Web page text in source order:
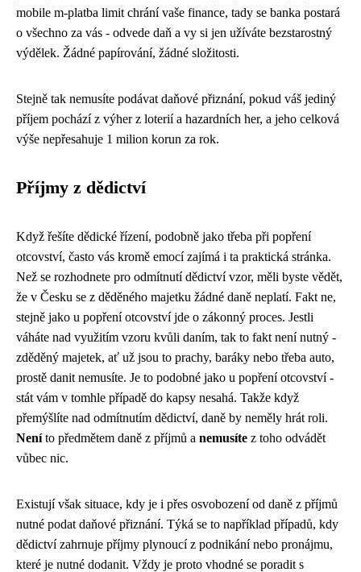
mobile m-platba limit chrání vaše finance, tady se banka postará
o všechno za vás - odvede daň a vy si jen užíváte bezstarostný
výdělek. Žádné papírování, žádné složitosti.
Stejně tak nemusíte podávat daňové přiznání, pokud váš jediný
příjem pochází z výher z loterií a hazardních her, a jeho celková
výše nepřesahuje 1 milion korun za rok.
Příjmy z dědictví
Když řešíte dědické řízení, podobně jako třeba při popření
otcovství, často vás kromě emocí zajímá i ta praktická stránka.
Než se rozhodnete pro odmítnutí dědictví vzor, měli byste vědět,
že v Česku se z děděného majetku žádné daně neplatí. Fakt ne,
stejně jako u popření otcovství jde o zákonný proces. Jestli
váháte nad využitím vzoru kvůli daním, tak to fakt není nutný -
zděděný majetek, ať už jsou to prachy, baráky nebo třeba auto,
prostě danit nemusíte. Je to podobné jako u popření otcovství -
stát vám v tomhle případě do kapsy nesahá. Takže když
přemýšlíte nad odmítnutím dědictví, daně by neměly hrát roli.
Neníto předmětem daně z příjmů a nemusíte z toho odvádět
vůbec nic.
Existují však situace, kdy je i přes osvobození od daně z příjmů
nutné podat daňové přiznání. Týká se to například případů, kdy
dědictví zahrnuje příjmy plynoucí z podnikání nebo pronájmu,
které je nutné dodanit. Vždy je proto vhodné se poradit s